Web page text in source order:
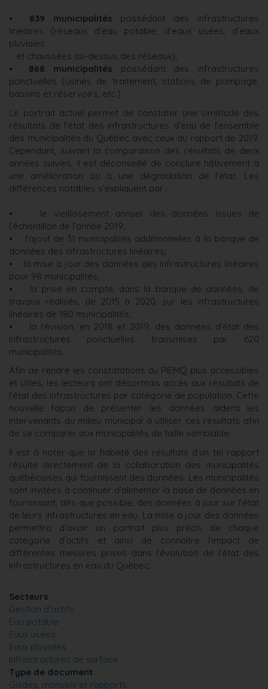
• 839 municipalités possédant des infrastructures
linéaires (réseaux d’eau potable, d’eaux usées, d’eaux
pluviales
et chaussées au-dessus des réseaux);
• 868 municipalités possédant des infrastructures
ponctuelles (usines de traitement, stations de pompage,
bassins et réservoirs, etc.).
Le portrait actuel permet de constater une similitude des
résultats de l’état des infrastructures d’eau de l’ensemble
des municipalités du Québec avec ceux du rapport de 2019.
Cependant, suivant la comparaison des résultats de deux
années suivies, il est déconseillé de conclure hâtivement à
une amélioration ou à une dégradation de l’état. Les
différences notables s’expliquent par :
• le vieillissement annuel des données issues de
l’échantillon de l’année 2019;
• l’ajout de 31 municipalités additionnelles à la banque de
données des infrastructures linéaires;
• la mise à jour des données des infrastructures linéaires
pour 98 municipalités;
• la prise en compte, dans la banque de données, de
travaux réalisés, de 2015 à 2020, sur les infrastructures
linéaires de 180 municipalités;
• la révision, en 2018 et 2019, des données d’état des
infrastructures ponctuelles transmises par 620
municipalités.
Afin de rendre les constatations du PIEMQ plus accessibles
et utiles, les lecteurs ont désormais accès aux résultats de
l’état des infrastructures par catégorie de population. Cette
nouvelle façon de présenter les données aidera les
intervenants du milieu municipal à utiliser ces résultats afin
de se comparer aux municipalités de taille semblable.
Il est à noter que la fiabilité des résultats d’un tel rapport
résulte directement de la collaboration des municipalités
québécoises qui fournissent des données. Les municipalités
sont invitées à continuer d’alimenter la base de données en
fournissant, dès que possible, des données à jour sur l’état
de leurs infrastructures en eau. La mise à jour des données
permettra d’avoir un portrait plus précis de chaque
catégorie d’actifs et ainsi de connaître l’impact de
différentes mesures prises dans l’évolution de l’état des
infrastructures en eau du Québec.
Secteurs
Gestion d'actifs
Eau potable
Eaux usées
Eaux pluviales
Infrastructures de surface
Type de document
Guides, manuels et rapports